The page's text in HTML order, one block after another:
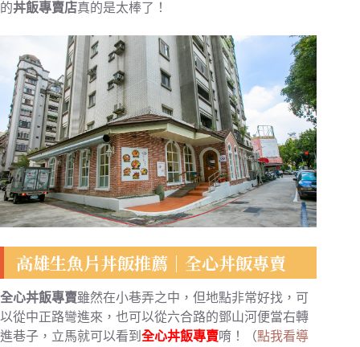
的丼飯專賣店真的是太棒了！
高雄生魚片丼飯推薦｜全心丼飯專賣
全心丼飯專賣雖然在小巷弄之中，但地點非常好找，可
以從中正路彎進來，也可以從六合路的鄧山河便當右轉
進巷子，立馬就可以看到 全心丼飯專賣唷！（點我看導